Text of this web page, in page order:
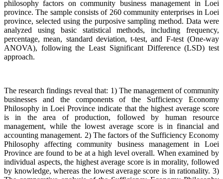
philosophy factors on community business management in Loei
province. The sample consists of 260 community enterprises in Loei
province, selected using the purposive sampling method. Data were
analyzed using basic statistical methods, including frequency,
percentage, mean, standard deviation, t-test, and F-test (One-way
ANOVA), following the Least Significant Difference (LSD) test
approach.
The research findings reveal that: 1) The management of community
businesses and the components of the Sufficiency Economy
Philosophy in Loei Province indicate that the highest average score
is in the area of production, followed by human resource
management, while the lowest average score is in financial and
accounting management. 2) The factors of the Sufficiency Economy
Philosophy affecting community business management in Loei
Province are found to be at a high level overall. When examined by
individual aspects, the highest average score is in morality, followed
by knowledge, whereas the lowest average score is in rationality. 3)